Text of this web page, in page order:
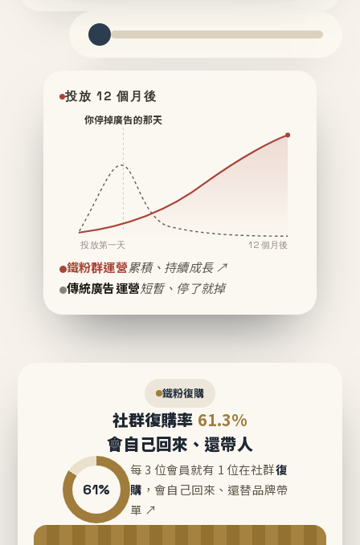
投放 12 個月後
你停掉廣告的那天
投放第一天 12 個月後
鐵粉群運營累積、持續成長 ↗
傳統廣告運營短暫、停了就掉
鐵粉復購
社群復購率 61.3%
會自己回來、還帶人
61%
每 3 位會員就有 1 位在社群復
購 ，會自己回來、還替品牌帶
單 ↗